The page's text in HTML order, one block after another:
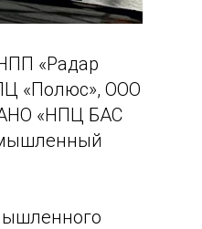
«Радар
«Полюс», ООО
АНО «НПЦ БАС